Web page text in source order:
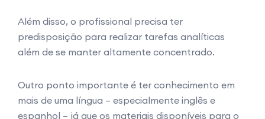
Além disso, o profissional precisa ter
predisposição para realizar tarefas analíticas
além de se manter altamente concentrado.
Outro ponto importante é ter conhecimento em
mais de uma língua – especialmente inglês e
espanhol – já que os materiais disponíveis para o